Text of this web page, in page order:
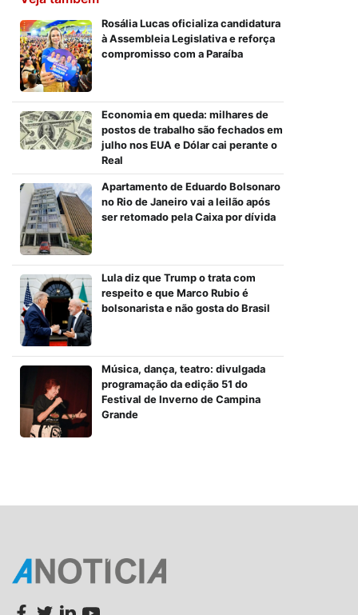
Rosália Lucas oficializa candidatura
à Assembleia Legislativa e reforça
compromisso com a Paraíba
Economia em queda: milhares de
postos de trabalho são fechados em
julho nos EUA e Dólar cai perante o
Real
Apartamento de Eduardo Bolsonaro
no Rio de Janeiro vai a leilão após
ser retomado pela Caixa por dívida
Lula diz que Trump o trata com
respeito e que Marco Rubio é
bolsonarista e não gosta do Brasil
Música, dança, teatro: divulgada
programação da edição 51 do
Festival de Inverno de Campina
Grande